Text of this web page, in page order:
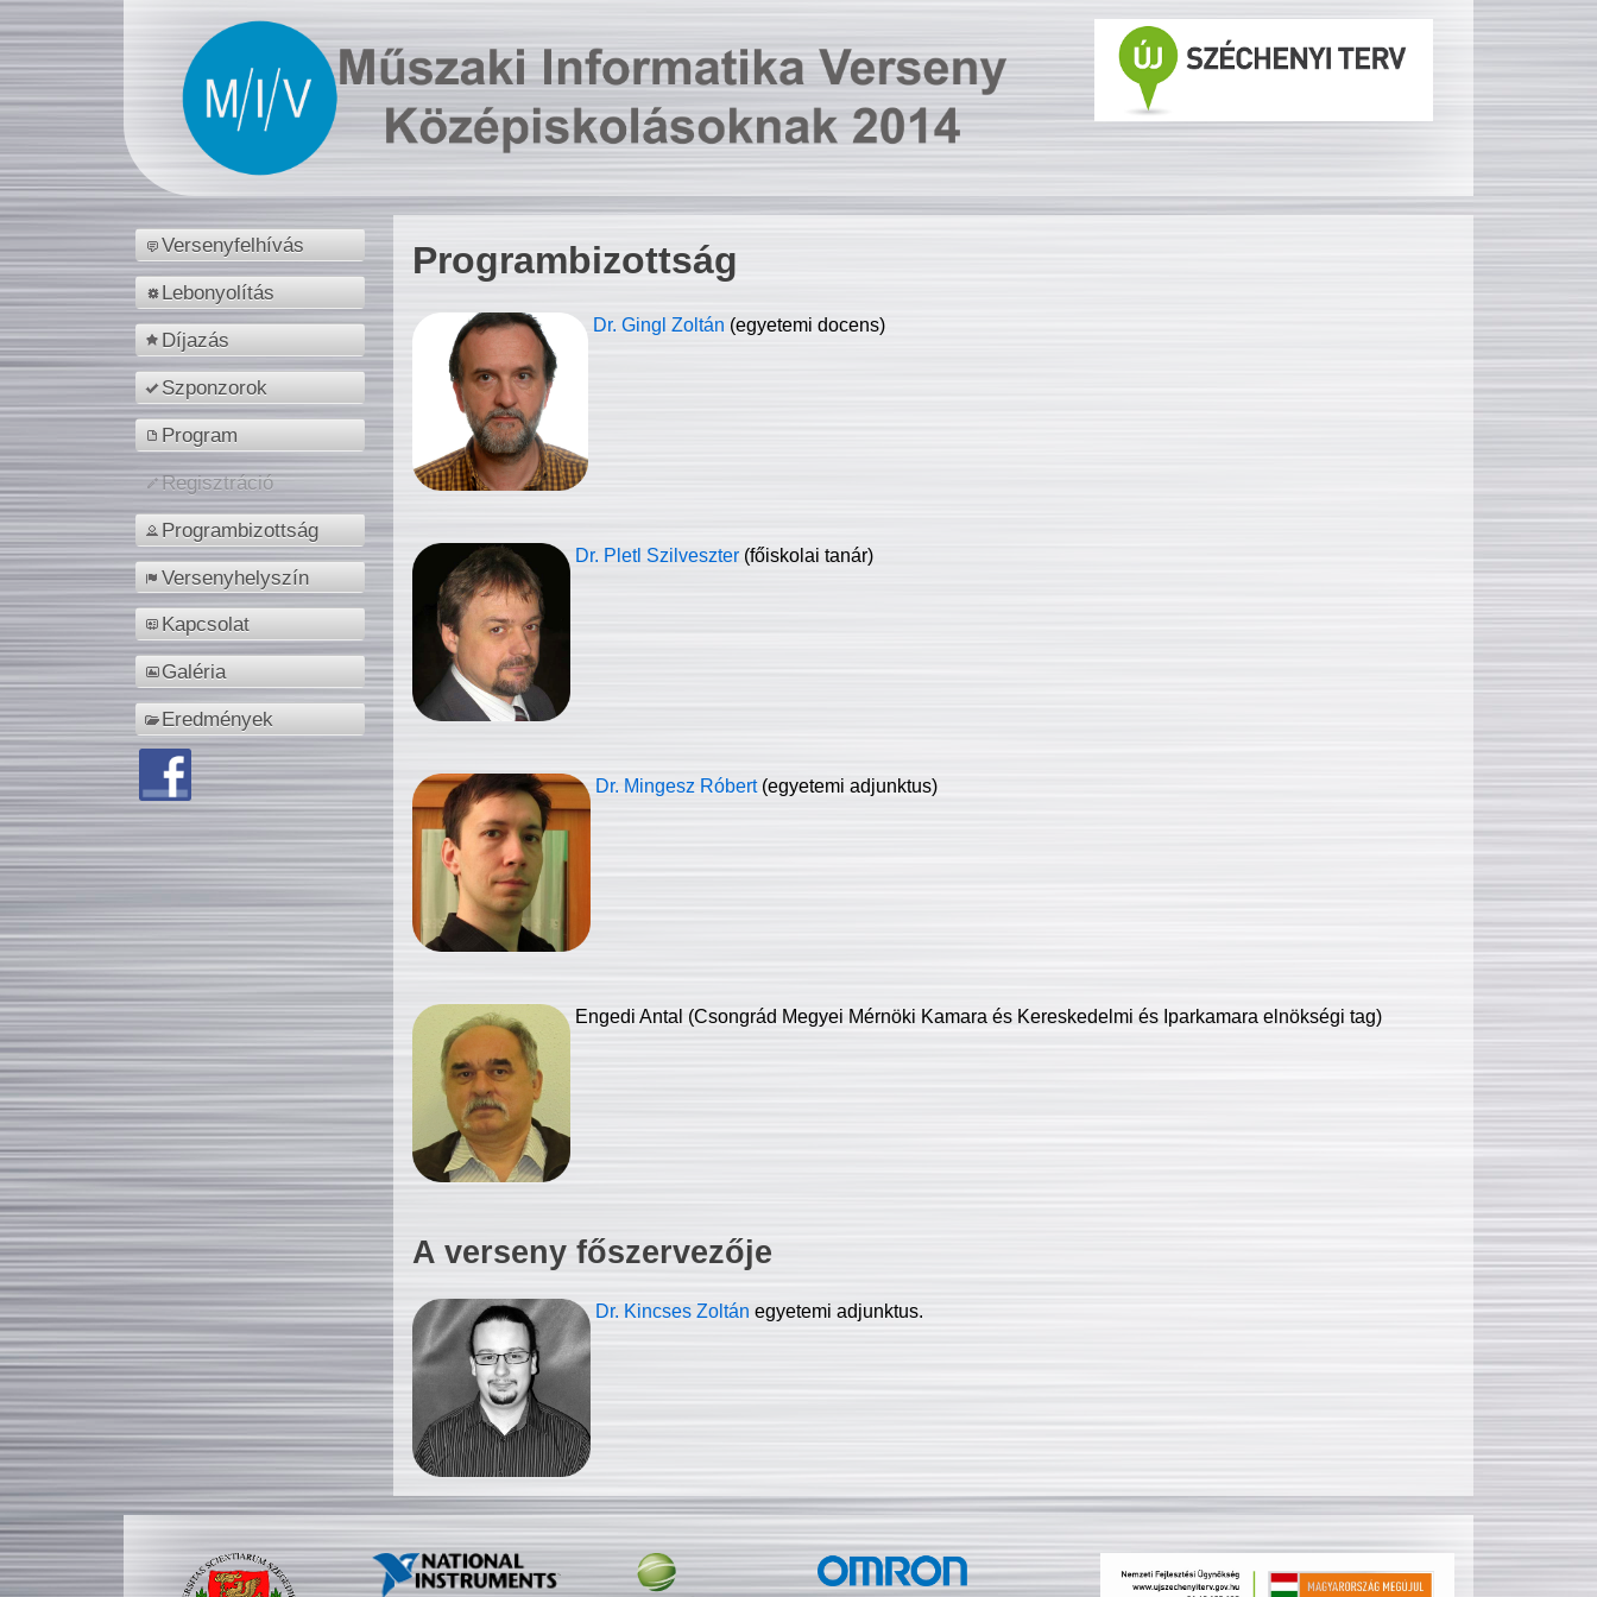
Versenyfelhívás
Lebonyolítás
Díjazás
Szponzorok
Program
Regisztráció
Programbizottság
Versenyhelyszín
Kapcsolat
Galéria
Eredmények
Programbizottság
Dr. Gingl Zoltán (egyetemi docens)
Dr. Pletl Szilveszter (főiskolai tanár)
Dr. Mingesz Róbert (egyetemi adjunktus)
Engedi Antal (Csongrád Megyei Mérnöki Kamara és Kereskedelmi és Iparkamara elnökségi tag)
A verseny főszervezője
Dr. Kincses Zoltán egyetemi adjunktus.